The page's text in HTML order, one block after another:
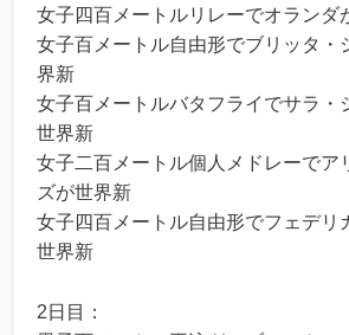
女子四百メートルリレーでオランダ
女子百メートル自由形でブリッタ・
界新
女子百メートルバタフライでサラ・
世界新
女子二百メートル個人メドレーでア
ズが世界新
女子四百メートル自由形でフェデリ
世界新
2日目：